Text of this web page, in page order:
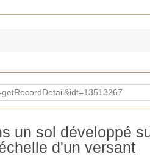
un sol développé
d'un versant